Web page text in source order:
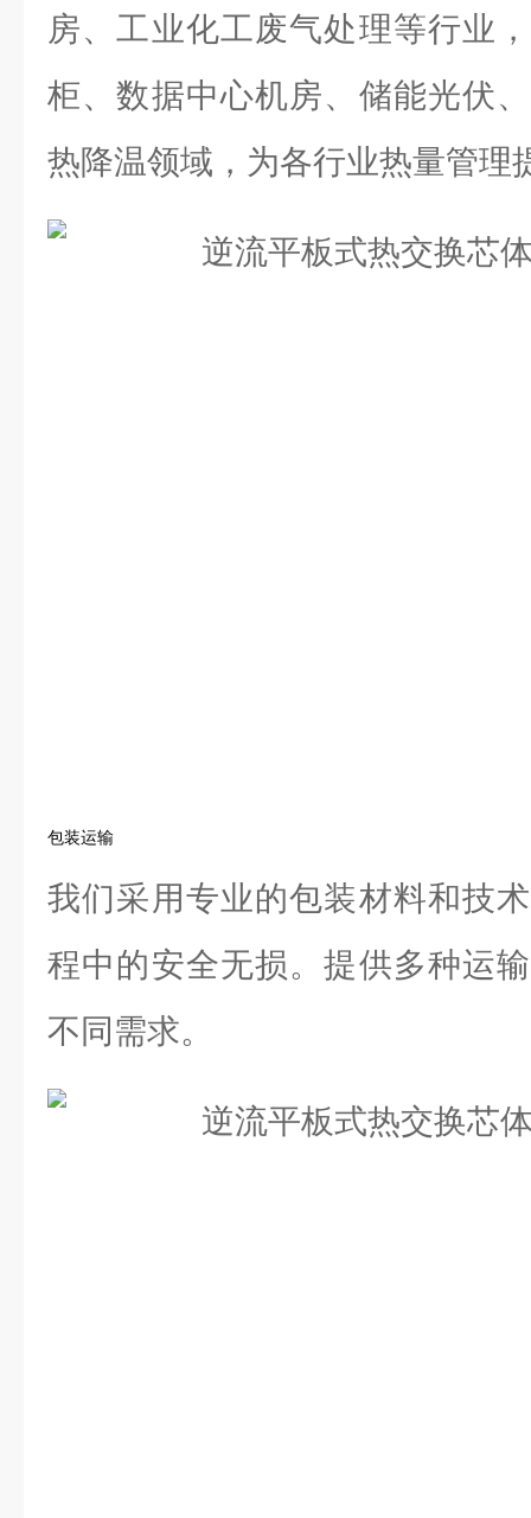
房、工业化工废气处理等行业
柜、数据中心机房、储能光伏
热降温领域，为各行业热量管理
包装运输
我们采用专业的包装材料和技
程中的安全无损。提供多种运
不同需求。